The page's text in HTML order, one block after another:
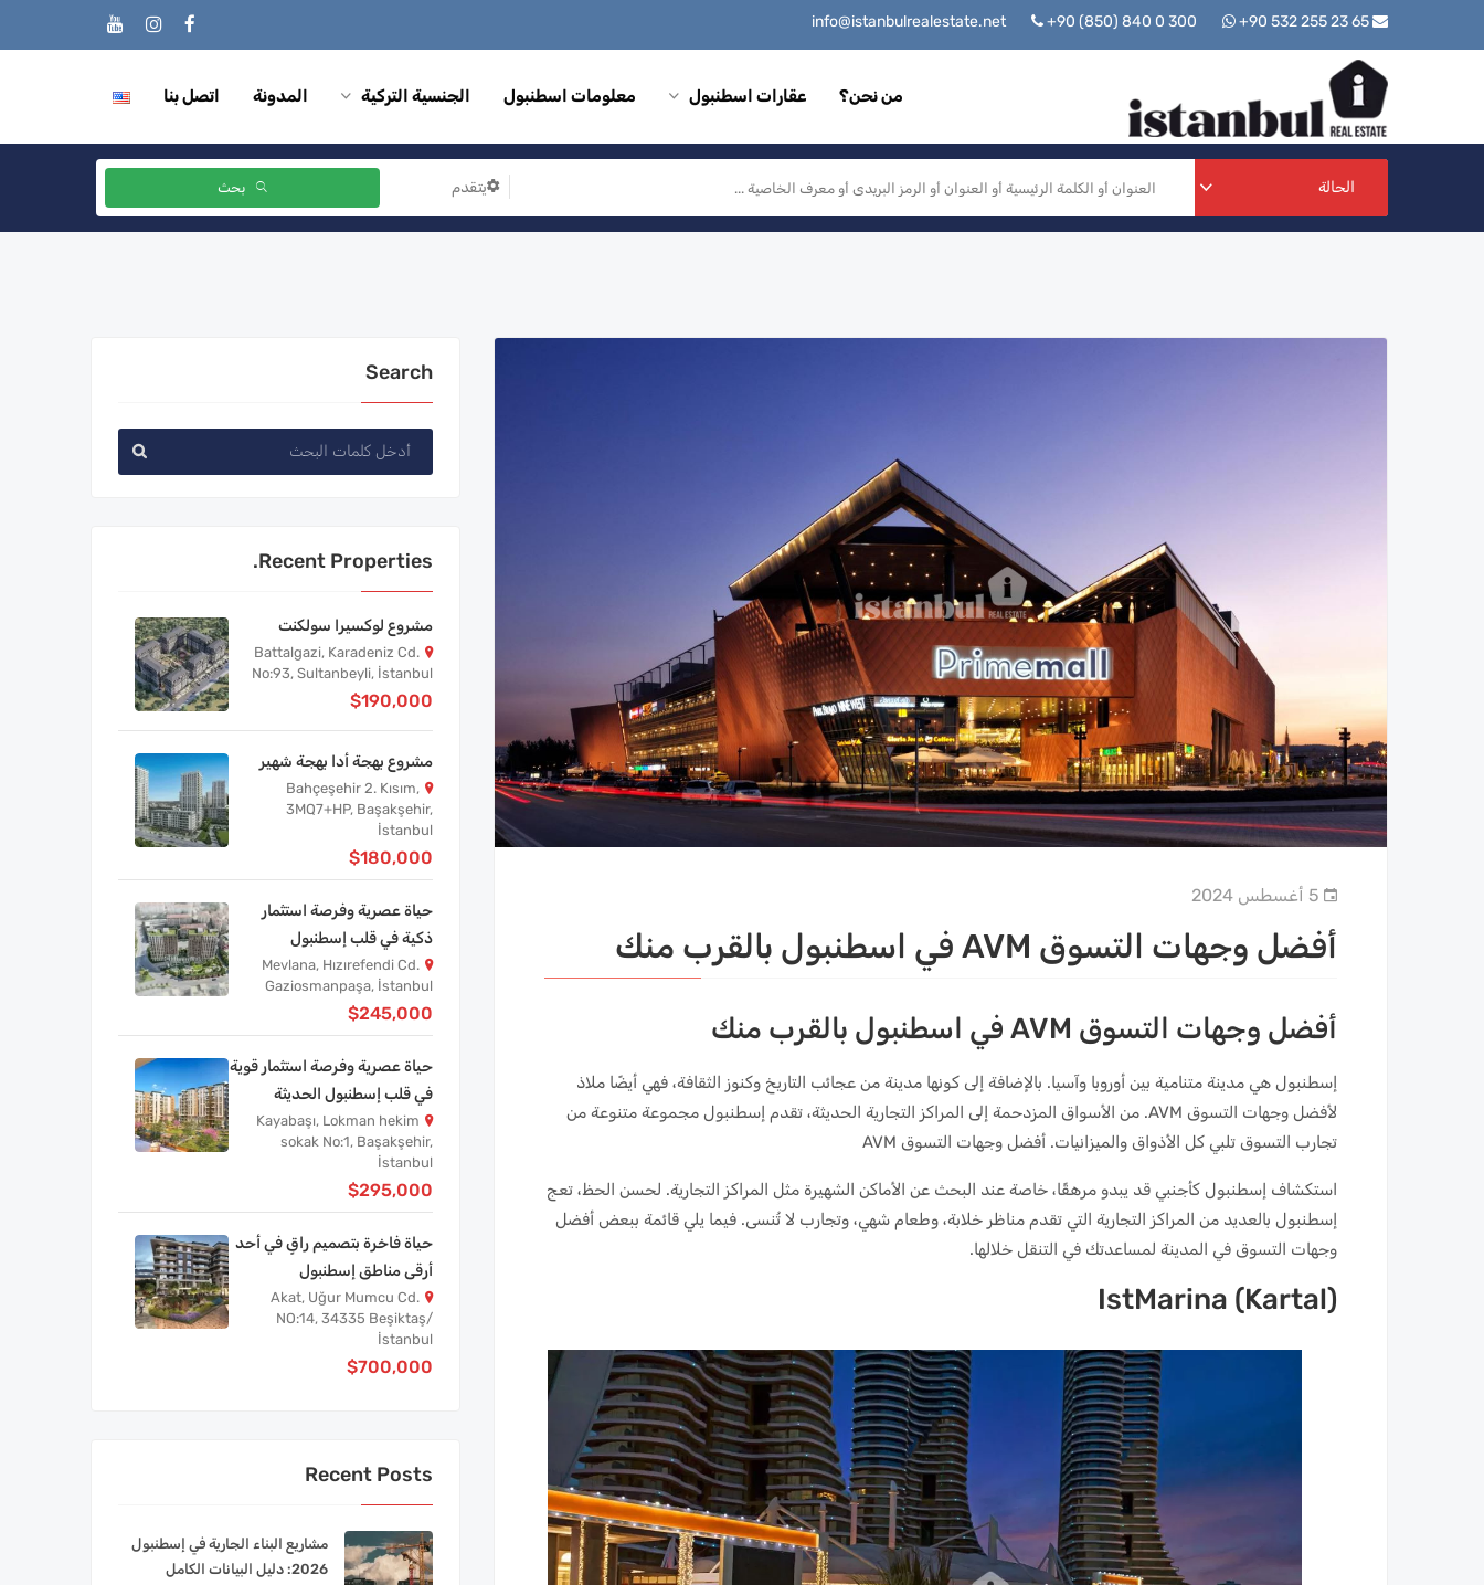
+90 (850) 840 0 300 +90 532 255 23 65
من نحن؟ عقارات اسطنبول معلومات اسطنبول الجنسية التركية المدونة اتصل بنا
الحالة يتقدم بحث
5 أغسطس 2024
أفضل وجهات التسوق AVM في اسطنبول بالقرب منك
أفضل وجهات التسوق AVM في اسطنبول بالقرب منك
إسطنبول هي مدينة متنامية بين أوروبا وآسيا. بالإضافة إلى كونها مدينة من عجائب التاريخ وكنوز الثقافة، فهي أيضًا ملاذ
لأفضل وجهات التسوق AVM. من الأسواق المزدحمة إلى المراكز التجارية الحديثة، تقدم إسطنبول مجموعة متنوعة من
تجارب التسوق تلبي كل الأذواق والميزانيات. أفضل وجهات التسوق AVM
استكشاف إسطنبول كأجنبي قد يبدو مرهقًا، خاصة عند البحث عن الأماكن الشهيرة مثل المراكز التجارية. لحسن الحظ، تعج
إسطنبول بالعديد من المراكز التجارية التي تقدم مناظر خلابة، وطعام شهي، وتجارب لا تُنسى. فيما يلي قائمة ببعض أفضل
وجهات التسوق في المدينة لمساعدتك في التنقل خلالها.
IstMarina (Kartal)
Search
Recent Properties.
مشروع لوكسيرا سولكنت
Battalgazi, Karadeniz Cd.
No:93, Sultanbeyli, İstanbul
$190,000
مشروع بهجة أدا بهجة شهير
Bahçeşehir 2. Kısım,
3MQ7+HP, Başakşehir,
İstanbul
$180,000
حياة عصرية وفرصة استثمار
ذكية في قلب إسطنبول
Mevlana, Hızırefendi Cd.
Gaziosmanpaşa, İstanbul
$245,000
حياة عصرية وفرصة استثمار قوية
في قلب إسطنبول الحديثة
Kayabaşı, Lokman hekim
sokak No:1, Başakşehir,
İstanbul
$295,000
حياة فاخرة بتصميم راقٍ في أحد
أرقى مناطق إسطنبول
Akat, Uğur Mumcu Cd.
NO:14, 34335 Beşiktaş/
İstanbul
$700,000
Recent Posts
مشاريع البناء الجارية في إسطنبول
2026: دليل البيانات الكامل